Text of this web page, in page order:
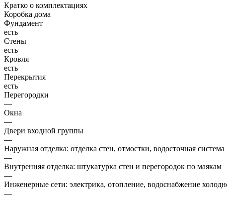
Кратко о комплектациях
Коробка дома
Фундамент
есть
Стены
есть
Кровля
есть
Перекрытия
есть
Перегородки
—
Окна
—
Двери входной группы
—
Наружная отделка: отделка стен, отмостки, водосточная система
—
Внутренняя отделка: штукатурка стен и перегородок по маякам
—
Инженерные сети: электрика, отопление, водоснабжение
—